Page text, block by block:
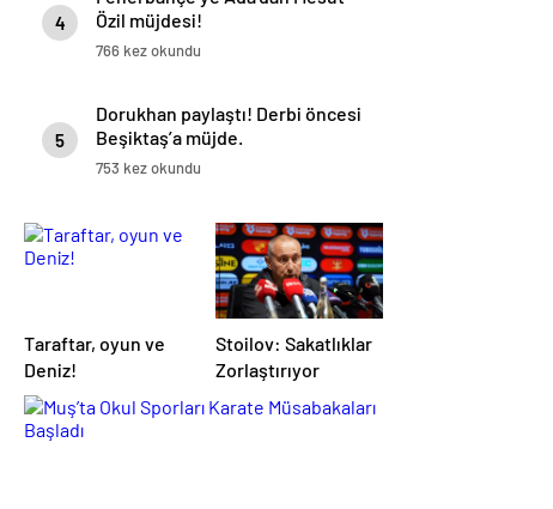
4
Özil müjdesi!
766 kez okundu
5
Dorukhan paylaştı! Derbi öncesi
Beşiktaş’a müjde.
753 kez okundu
Taraftar, oyun ve
Deniz!
Stoilov: Sakatlıklar
Zorlaştırıyor